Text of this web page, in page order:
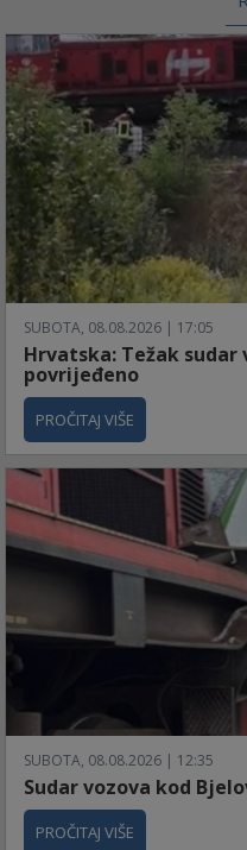
SUBOTA, 08.08.2026 | 17:05
Hrvatska: Težak sudar
povrijeđeno
PROČITAJ VIŠE
SUBOTA, 08.08.2026 | 12:35
Sudar vozova kod
PROČITAJ VIŠE